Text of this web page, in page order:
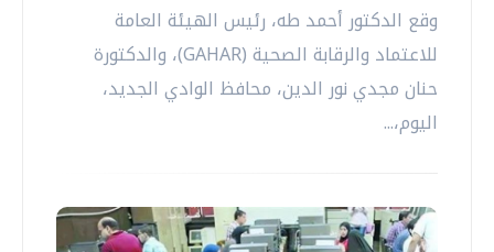
وقع الدكتور أحمد طه، رئيس الهيئة العامة
للاعتماد والرقابة الصحية (GAHAR)، والدكتورة
حنان مجدي نور الدين، محافظ الوادي الجديد،
اليوم،...